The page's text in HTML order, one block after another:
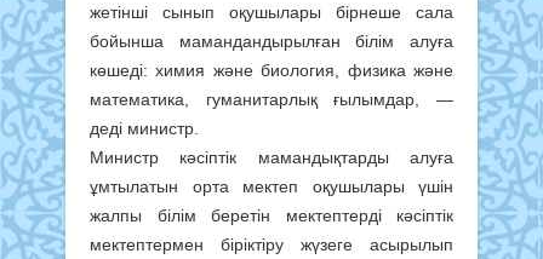
жетінші сынып оқушылары бірнеше сала
бойынша мамандандырылған білім алуға
көшеді: химия және биология, физика және
математика, гуманитарлық ғылымдар, —
деді министр.
Министр кәсіптік мамандықтарды алуға
ұмтылатын орта мектеп оқушылары үшін
жалпы білім беретін мектептерді кәсіптік
мектептермен біріктіру жүзеге асырылып